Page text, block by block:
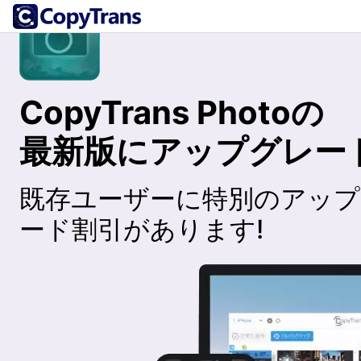
CopyTrans Photoの
最新版にアップグレー
既存ユーザーに特別のアッ
ード割引があります!